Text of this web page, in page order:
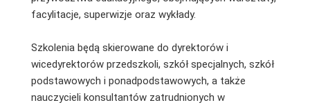
facylitacje, superwizje oraz wykłady.
Szkolenia będą skierowane do dyrektorów i
wicedyrektorów przedszkoli, szkół specjalnych, szkół
podstawowych i ponadpodstawowych, a także
nauczycieli konsultantów zatrudnionych w